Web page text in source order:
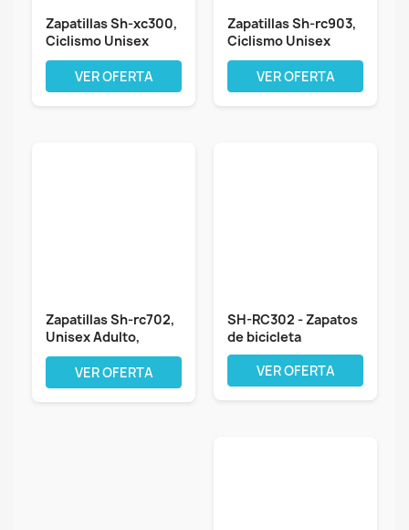
Zapatillas Sh-xc300,
Ciclismo Unisex
Adulto
VER OFERTA
Zapatillas Sh-rc903,
Ciclismo Unisex
Adulto
VER OFERTA
Zapatillas Sh-rc702,
Unisex Adulto,
Multicolor,...
VER OFERTA
SH-RC302 - Zapatos
de bicicleta
VER OFERTA